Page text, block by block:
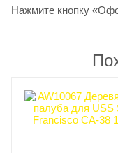
Нажмите кнопку